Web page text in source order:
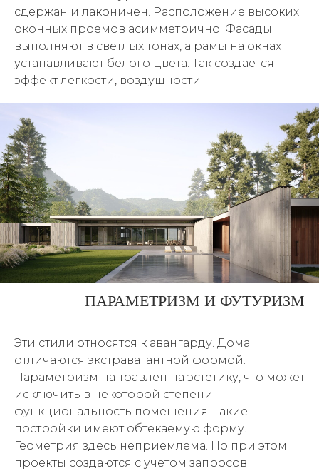
сдержан и лаконичен. Расположение высоких
оконных проемов асимметрично. Фасады
выполняют в светлых тонах, а рамы на окнах
устанавливают белого цвета. Так создается
эффект легкости, воздушности.
ПАРАМЕТРИЗМ И ФУТУРИЗМ
Эти стили относятся к авангарду. Дома
отличаются экстравагантной формой.
Параметризм направлен на эстетику, что может
исключить в некоторой степени
функциональность помещения. Такие
постройки имеют обтекаемую форму.
Геометрия здесь неприемлема. Но при этом
проекты создаются с учетом запросов